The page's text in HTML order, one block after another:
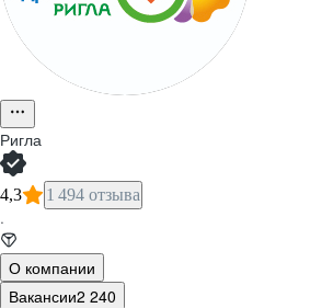
Ригла
4,3 1 494 отзыва
·
О компании
Вакансии2 240